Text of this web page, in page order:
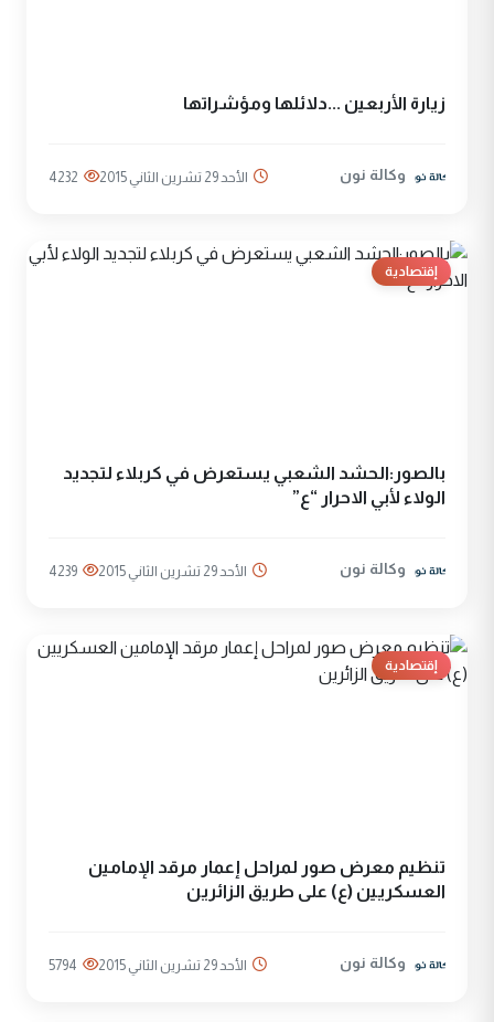
زيارة الأربعين ...دلائلها ومؤشراتها
وكالة نون الأحد 29 تشرين الثاني 2015 4232
إقتصادية
بالصور:الحشد الشعبي يستعرض في كربلاء لتجديد
الولاء لأبي الاحرار “ع”
وكالة نون الأحد 29 تشرين الثاني 2015 4239
إقتصادية
تنظيم معرض صور لمراحل إعمار مرقد الإمامين
العسكريين (ع) على طريق الزائرين
وكالة نون الأحد 29 تشرين الثاني 2015 5794